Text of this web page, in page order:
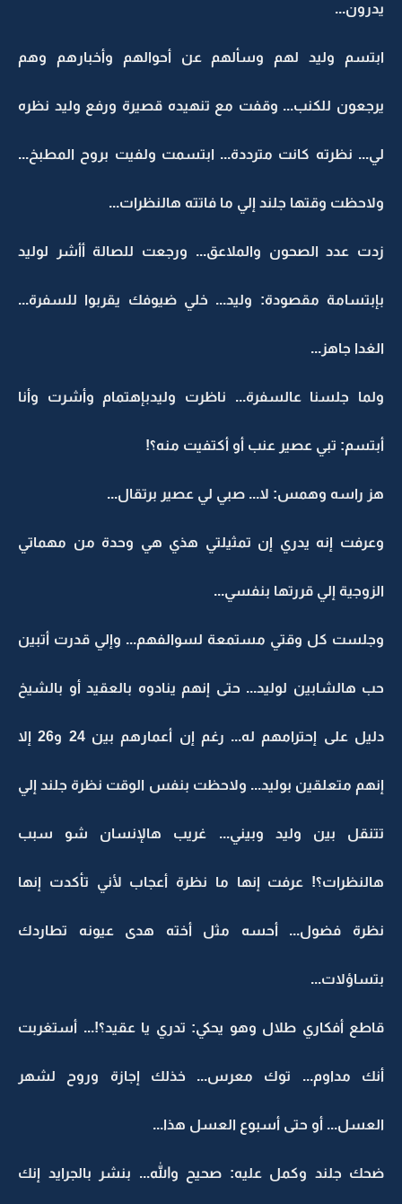
يدرون...
ابتسم وليد لهم وسألهم عن أحوالهم وأخبارهم وهم
يرجعون للكنب... وقفت مع تنهيده قصيرة ورفع وليد نظره
لي... نظرته كانت مترددة... ابتسمت ولفيت بروح المطبخ...
ولاحظت وقتها جلند إلي ما فاتته هالنظرات...
زدت عدد الصحون والملاعق... ورجعت للصالة أأشر لوليد
بإبتسامة مقصودة: وليد... خلي ضيوفك يقربوا للسفرة...
الغدا جاهز...
ولما جلسنا عالسفرة... ناظرت وليدبإهتمام وأشرت وأنا
أبتسم: تبي عصير عنب أو أكتفيت منه؟!
هز راسه وهمس: لا... صبي لي عصير برتقال...
وعرفت إنه يدري إن تمثيلتي هذي هي وحدة من مهماتي
الزوجية إلي قررتها بنفسي...
وجلست كل وقتي مستمعة لسوالفهم... وإلي قدرت أتبين
حب هالشابين لوليد... حتى إنهم ينادوه بالعقيد أو بالشيخ
دليل على إحترامهم له... رغم إن أعمارهم بين 24 و26 إلا
إنهم متعلقين بوليد... ولاحظت بنفس الوقت نظرة جلند إلي
تتنقل بين وليد وبيني... غريب هالإنسان شو سبب
هالنظرات؟! عرفت إنها ما نظرة أعجاب لأني تأكدت إنها
نظرة فضول... أحسه مثل أخته هدى عيونه تطاردك
بتساؤلات...
قاطع أفكاري طلال وهو يحكي: تدري يا عقيد؟!... أستغربت
أنك مداوم... توك معرس... خذلك إجازة وروح لشهر
العسل... أو حتى أسبوع العسل هذا...
ضحك جلند وكمل عليه: صحيح والله... بنشر بالجرايد إنك